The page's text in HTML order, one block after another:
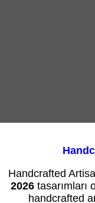
Handcrafted
2026tasarımları
handcrafted